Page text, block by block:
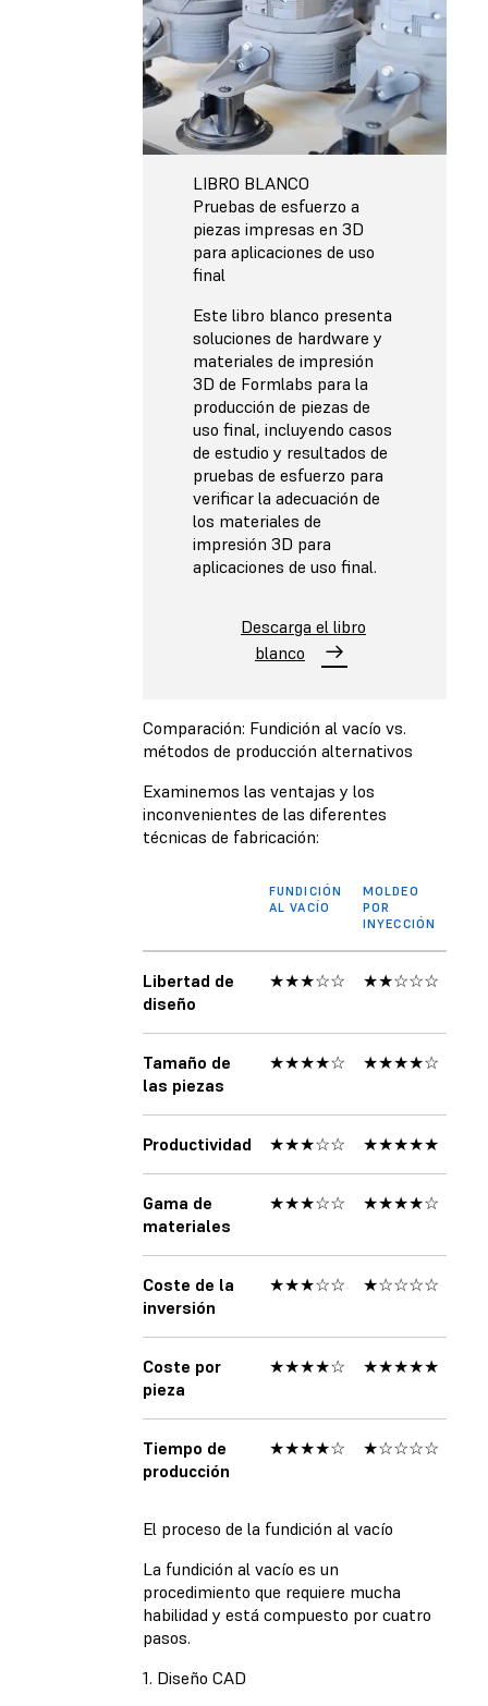
LIBRO BLANCO
Pruebas de esfuerzo a
piezas impresas en 3D
para aplicaciones de uso
final
Este libro blanco presenta
soluciones de hardware y
materiales de impresión
3D de Formlabs para la
producción de piezas de
uso final, incluyendo casos
de estudio y resultados de
pruebas de esfuerzo para
verificar la adecuación de
los materiales de
impresión 3D para
aplicaciones de uso final.
Descarga el libro
blanco
Comparación: Fundición al vacío vs.
métodos de producción alternativos
Examinemos las ventajas y los
inconvenientes de las diferentes
técnicas de fabricación:
FUNDICIÓN
AL VACÍO
MOLDEO
POR
INYECCIÓN
Libertad de
diseño
★★★☆☆ ★★☆☆☆
Tamaño de
las piezas
★★★★☆ ★★★★☆
Productividad ★★★☆☆ ★★★★★
Gama de
materiales
★★★☆☆ ★★★★☆
Coste de la
inversión
★★★☆☆ ★☆☆☆☆
Coste por
pieza
★★★★☆ ★★★★★
Tiempo de
producción
★★★★☆ ★☆☆☆☆
El proceso de la fundición al vacío
La fundición al vacío es un
procedimiento que requiere mucha
habilidad y está compuesto por cuatro
pasos.
1. Diseño CAD